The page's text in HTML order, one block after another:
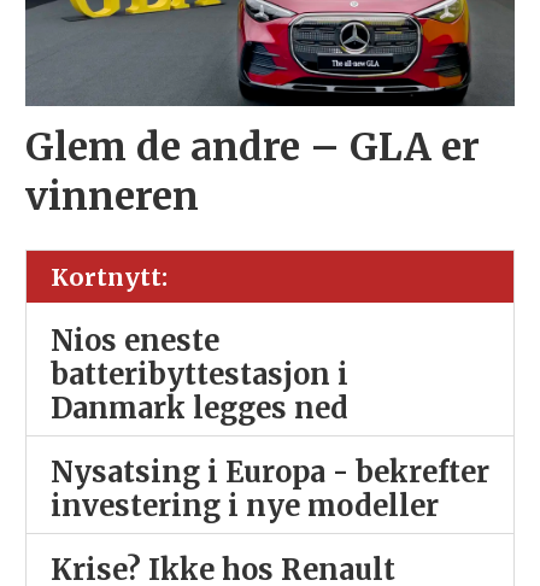
Glem de andre – GLA er
vinneren
Kortnytt:
Nios eneste
batteribyttestasjon i
Danmark legges ned
Nysatsing i Europa - bekrefter
investering i nye modeller
Krise? Ikke hos Renault